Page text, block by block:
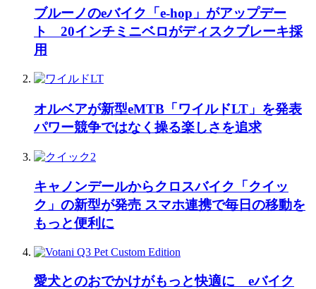
ブルーノのeバイク「e-hop」がアップデー
ト 20インチミニベロがディスクブレーキ採
用
オルベアが新型eMTB「ワイルドLT」を発表
パワー競争ではなく操る楽しさを追求
キャノンデールからクロスバイク「クイッ
ク」の新型が発売 スマホ連携で毎日の移動を
もっと便利に
愛犬とのおでかけがもっと快適に eバイク